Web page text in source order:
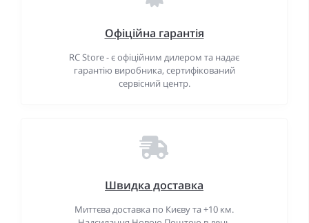
Офіційна гарантія
RC Store - є офіційним дилером та надає
гарантію виробника, сертифікований
сервісний центр.
Швидка доставка
Миттєва доставка по Києву та +10 км.